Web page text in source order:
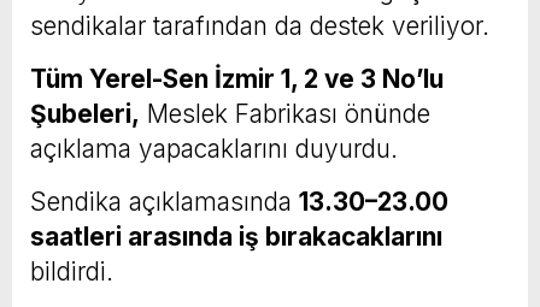
sendikalar tarafından da destek veriliyor.
Tüm Yerel-Sen İzmir 1, 2 ve 3 No’lu
Şubeleri, Meslek Fabrikası önünde
açıklama yapacaklarını duyurdu.
Sendika açıklamasında 13.30–23.00
saatleri arasında iş bırakacaklarını
bildirdi.